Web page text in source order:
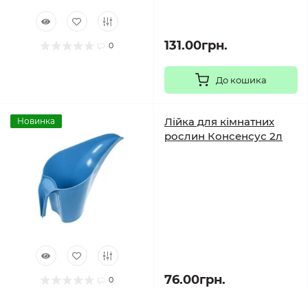
0 131.00грн.
До кошика
Новинка
0
Лійка для кімнатних
рослин Консенсус 2л
76.00грн.